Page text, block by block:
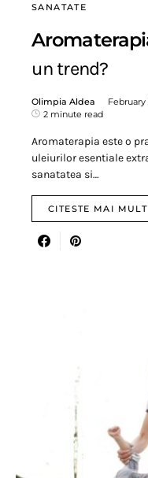
SANATATE
un trend?
Olimpia Aldea February
2 minute read
Aromaterapia este o
uleiurilor esentiale
sanatatea si…
CITESTE MAI MULT